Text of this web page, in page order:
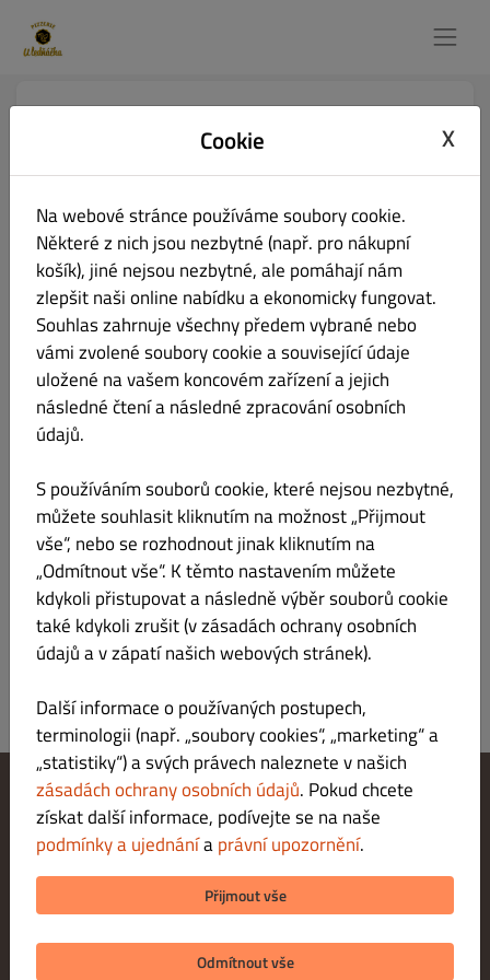
Pizzerie U ledňáčka
Pod Kaštany 525, Lukov 763 17, Czech Republic
Místní objednávky: 11:00 - 21:00
Online objednávky (Vyzvednutí):11:00 - 19:00
Svou objednávku si však můžeš i vyzvednout v naší
restauraci!
Zvol čas vyzvednutí
Nabídka Pracovní doba Info
Vše Pizza Předkrmy Polévky Italské krémové risotto
V této kategorii nebyla nalezena žádná položka nabídky.
Změnit nastavení souborů cookie
Kontaktuj nás
Zásady ochrany osobních údajů
Podmínky a ujednání
Právní upozornění
METODY PLATBY PŘI VYZVEDNUTÍ
Cookie X
Na webové stránce používáme soubory cookie.
Některé z nich jsou nezbytné (např. pro nákupní
košík), jiné nejsou nezbytné, ale pomáhají nám
zlepšit naši online nabídku a ekonomicky fungovat.
Souhlas zahrnuje všechny předem vybrané nebo
vámi zvolené soubory cookie a související údaje
uložené na vašem koncovém zařízení a jejich
následné čtení a následné zpracování osobních
údajů.
S používáním souborů cookie, které nejsou nezbytné,
můžete souhlasit kliknutím na možnost „Přijmout
vše“, nebo se rozhodnout jinak kliknutím na
„Odmítnout vše“. K těmto nastavením můžete
kdykoli přistupovat a následně výběr souborů cookie
také kdykoli zrušit (v zásadách ochrany osobních
údajů a v zápatí našich webových stránek).
Další informace o používaných postupech,
terminologii (např. „soubory cookies“, „marketing“ a
„statistiky“) a svých právech naleznete v našich
zásadách ochrany osobních údajů. Pokud chcete
získat další informace, podívejte se na naše
podmínky a ujednáníaprávní upozornění.
Přijmout vše
Odmítnout vše